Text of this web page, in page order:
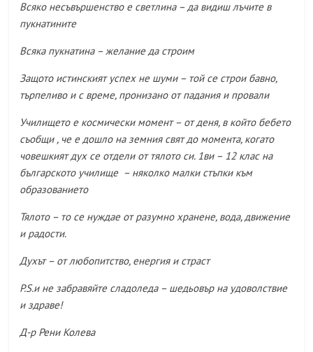
Всяко несъвършенство е светлина – да видиш лъчите в
пукнатините
Всяка пукнатина – желание да строим
Защото истинският успех не шуми – той се строи бавно,
търпеливо и с време, пронизано от падания и провали
Училището е космически момент – от деня, в който бебето
съобщи , че е дошло на земния свят до момента, когато
човешкият дух се отдели от тялото си. 1ви – 12 клас на
българското училище – няколко малки стъпки към
образованието
Тялото – то се нуждае от разумно хранене, вода, движение
и радости.
Духът – от любопитство, енергия и страст
P.S.и не забравяйте сладоледа – шедьовър на удоволствие
и здраве!
Д-р Рени Колева